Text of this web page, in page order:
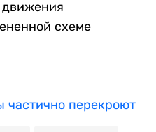
движения
схеме
частично перекроют